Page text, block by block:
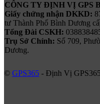
CÔNG TY ĐỊNH VỊ GPS
Giấy chứng nhận DKKD:
tư Thành Phố Bình Dương
Tổng Đài CSKH:
Trụ Sở Chính: Số 709,
Dương.
© GPS365 - Định Vị